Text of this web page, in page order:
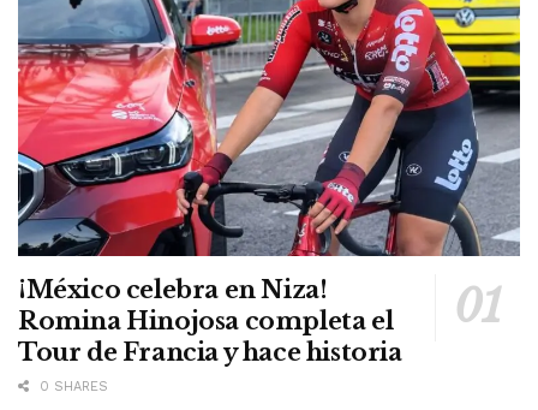
¡México celebra en Niza!
Romina Hinojosa completa el
Tour de Francia y hace historia
0 SHARES